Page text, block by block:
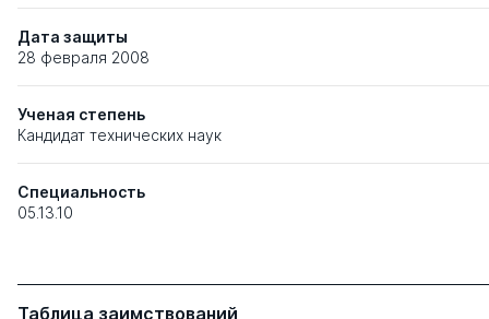
Дата защиты
28 февраля 2008
Ученая степень
Кандидат технических наук
Специальность
05.13.10
Таблица заимствований